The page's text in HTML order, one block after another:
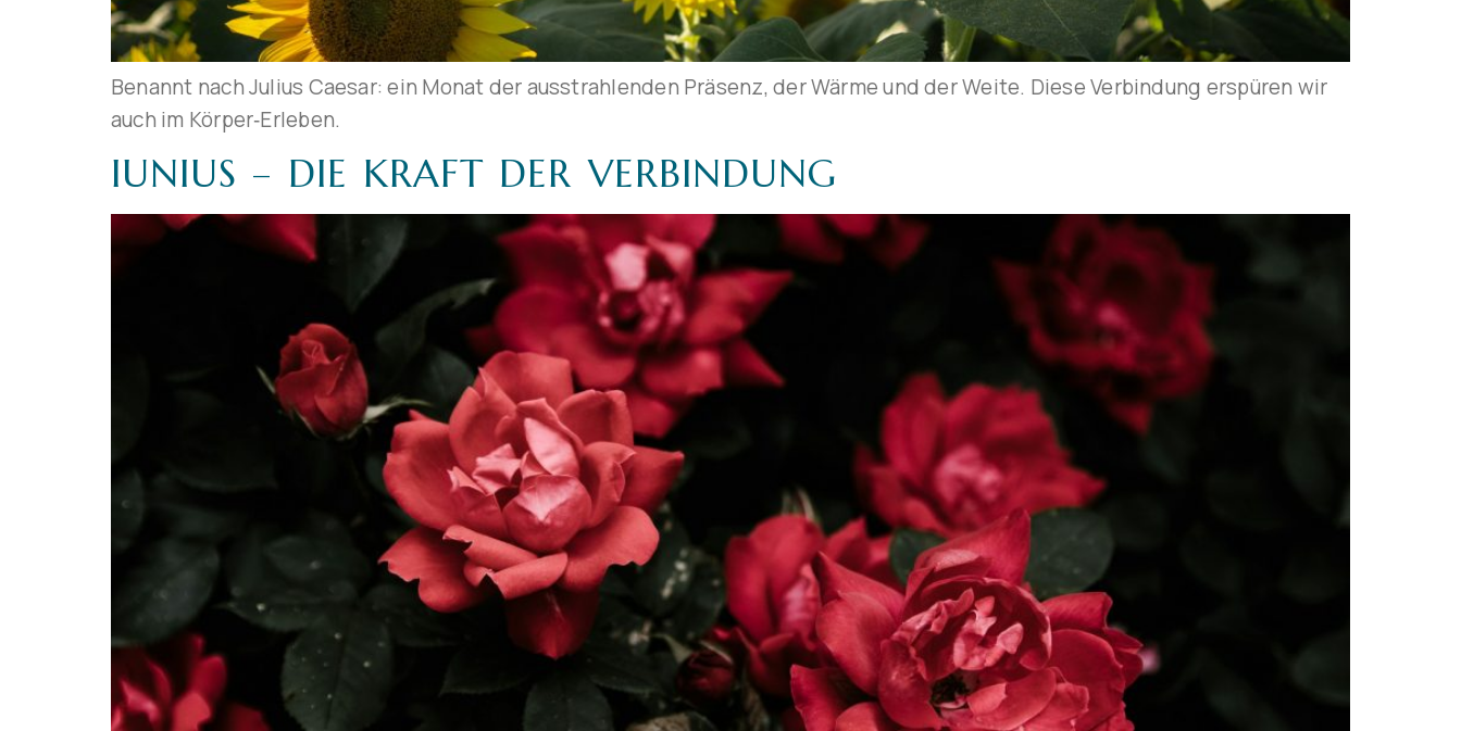
Benannt nach Julius Caesar: ein Monat der ausstrahlenden Präsenz, der Wärme und der Weite. Diese Verbindung erspüren wir
auch im Körper‑Erleben.
IUNIUS – DIE KRAFT DER VERBINDUNG